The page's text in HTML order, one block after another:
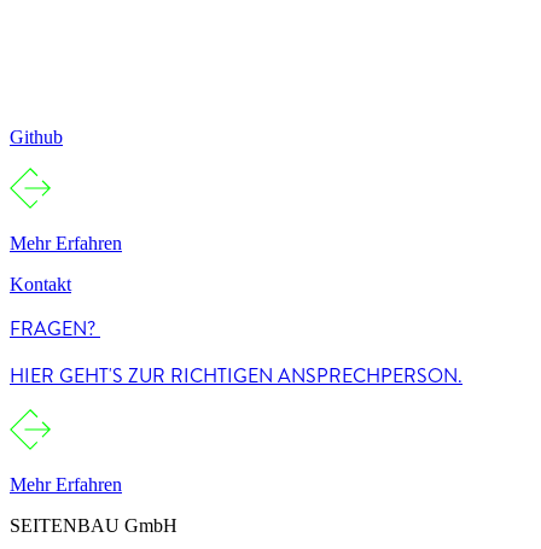
Github
Mehr Erfahren
Kontakt
FRAGEN?
HIER GEHT'S ZUR RICHTIGEN ANSPRECHPERSON.
Mehr Erfahren
SEITENBAU GmbH